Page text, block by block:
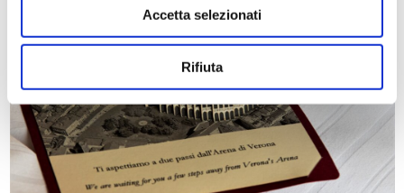
Accetta selezionati
Rifiuta